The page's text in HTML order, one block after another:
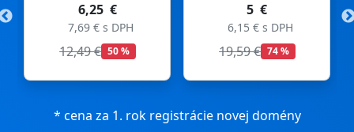
6,25 €
7,69 € s DPH
12,49 € 50 %
5 €
6,15 € s DPH
19,59 € 74 %
* cena za 1. rok registrácie novej domény